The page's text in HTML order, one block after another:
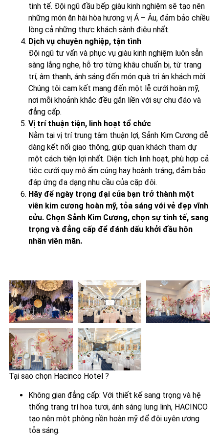
tinh tế. Đội ngũ đầu bếp giàu kinh nghiệm sẽ tạo nên
những món ăn hài hòa hương vị Á – Âu, đảm bảo chiều
lòng cả những thực khách sành điệu nhất.
Dịch vụ chuyên nghiệp, tận tình
Đội ngũ tư vấn và phục vụ giàu kinh nghiệm luôn sẵn
sàng lắng nghe, hỗ trợ từng khâu chuẩn bị, từ trang
trí, âm thanh, ánh sáng đến món quà tri ân khách mời.
Chúng tôi cam kết mang đến một lễ cưới hoàn mỹ,
nơi mỗi khoảnh khắc đều gắn liền với sự chu đáo và
đẳng cấp.
Vị trí thuận tiện, linh hoạt tổ chức
Nằm tại vị trí trung tâm thuận lợi, Sảnh Kim Cương dễ
dàng kết nối giao thông, giúp quan khách tham dự
một cách tiện lợi nhất. Diện tích linh hoạt, phù hợp cả
tiệc cưới quy mô ấm cúng hay hoành tráng, đảm bảo
đáp ứng đa dạng nhu cầu của cặp đôi.
Hãy để ngày trọng đại của bạn trở thành một
viên kim cương hoàn mỹ, tỏa sáng với vẻ đẹp vĩnh
cửu. Chọn Sảnh Kim Cương, chọn sự tinh tế, sang
trọng và đẳng cấp để đánh dấu khởi đầu hôn
nhân viên mãn.
Tại sao chọn Hacinco Hotel ?
Không gian đẳng cấp: Với thiết kế sang trọng và hệ
thống trang trí hoa tươi, ánh sáng lung linh, HACINCO
tạo nên một phông nền hoàn mỹ để đôi uyên ương
tỏa sáng.